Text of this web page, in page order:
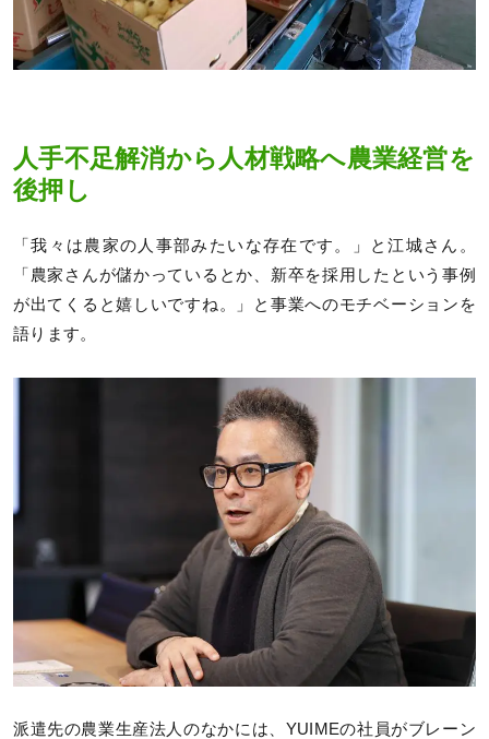
人手不足解消から人材戦略へ農業経営を
後押し
「我々は農家の人事部みたいな存在です。」と江城さん。
「農家さんが儲かっているとか、新卒を採用したという事例
が出てくると嬉しいですね。」と事業へのモチベーションを
語ります。
派遣先の農業生産法人のなかには、YUIMEの社員がブレーン